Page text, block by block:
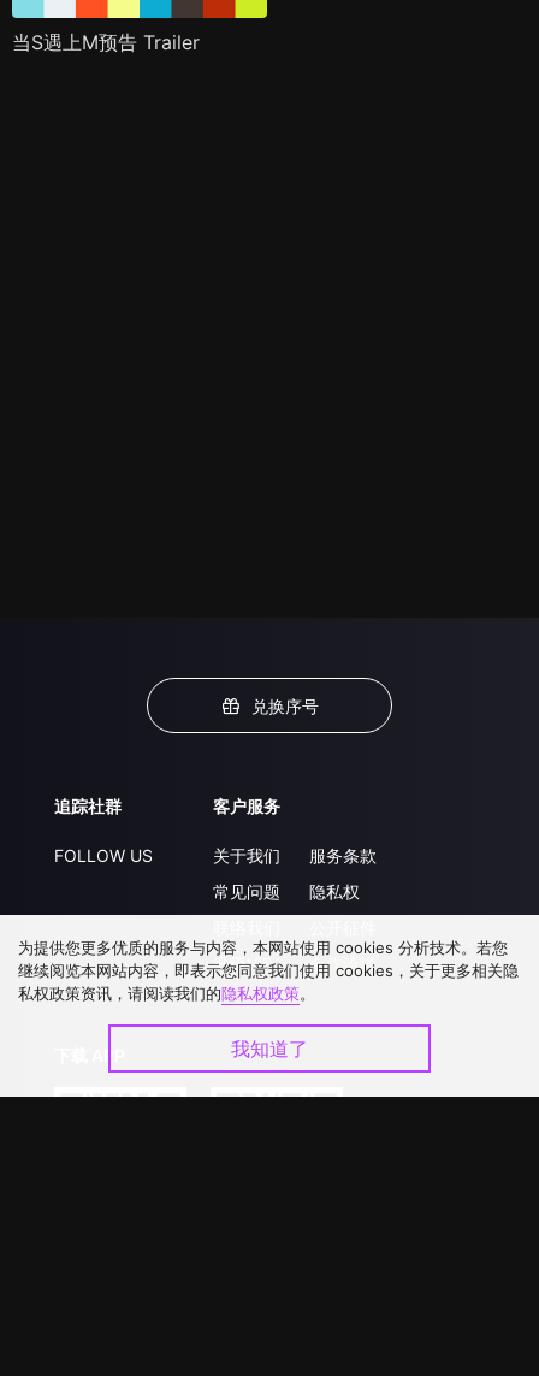
当S遇上M预告 Trailer
兑换序号
追踪社群
FOLLOW US
客户服务
关于我们
常见问题
升级VIP
服务条款
隐私权
合作洽談
为提供您更多优质的服务与内容，本网站使用 cookies 分析技术。若您
继续阅览本网站内容，即表示您同意我们使用 cookies，关于更多相关隐
私权政策资讯，请阅读我们的隐私权政策。
我知道了